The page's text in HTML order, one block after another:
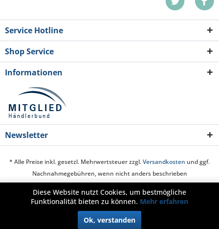
Service Hotline
Shop Service
Informationen
Newsletter
* Alle Preise inkl. gesetzl. Mehrwertsteuer zzgl.Versandkosten und ggf.
Nachnahmegebühren, wenn nicht anders beschrieben
Cookie-Einstellungen Über uns Hilfe / Support
Kontakt
Widerrufsrecht Datenschutz
Diese Website nutzt Cookies, um bestmögliche
Funktionalität bieten zu können. Mehr erfahren
Ok, verstanden